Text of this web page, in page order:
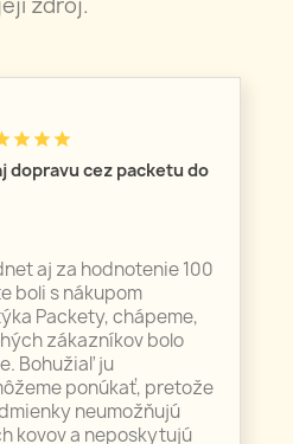
starstarstar
dopravu cez packetu do
aj za hodnotenie 100
boli s nákupom
Packety, chápeme,
zákazníkov bolo
Bohužiaľ ju
ponúkať, pretože
neumožňujú
kovov a neposkytujú